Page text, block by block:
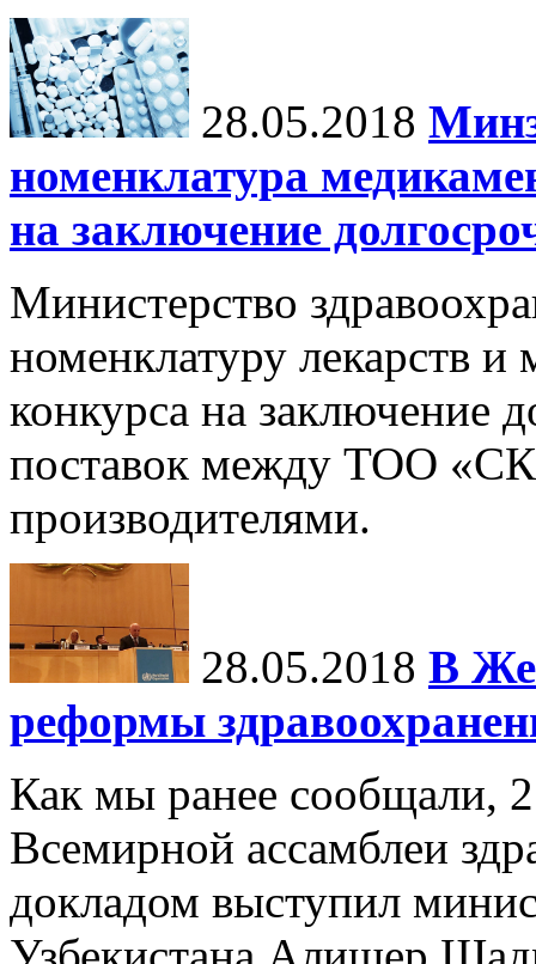
28.05.2018
номенклатура
на заключение
Министерство
номенклатуру лекарств и
конкурса на заключение
поставок между ТОО
производителями.
28.05.2018 В
реформы
Как мы ранее сообщали,
Всемирной ассамблеи
докладом выступил